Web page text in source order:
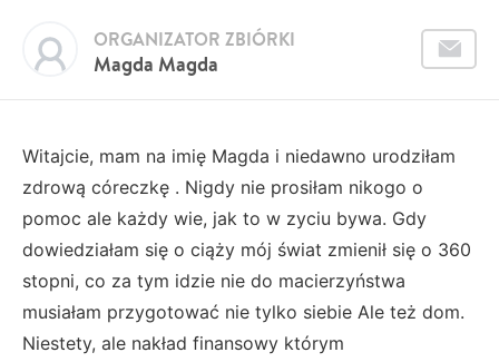
Magda Magda
ORGANIZATOR ZBIÓRKI
Witajcie, mam na imię Magda i niedawno urodziłam
zdrową córeczkę . Nigdy nie prosiłam nikogo o
pomoc ale każdy wie, jak to w zyciu bywa. Gdy
dowiedziałam się o ciąży mój świat zmienił się o 360
stopni, co za tym idzie nie do macierzyństwa
musiałam przygotować nie tylko siebie Ale też dom.
Niestety, ale nakład finansowy którym